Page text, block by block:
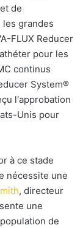
de
les grandes
FLUX Reducer
pour les
continus
System®
l'approbation
Unis pour
à ce stade
nécessite une
, directeur
une
de